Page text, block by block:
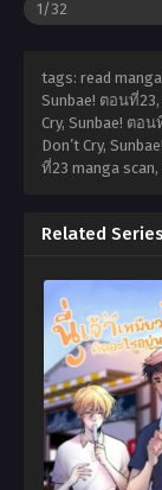
tags: read manga
Sunbae! ตอนที่23,
Cry, Sunbae! ตอ
Don’t Cry,
ที่23 manga scan,
Related Series